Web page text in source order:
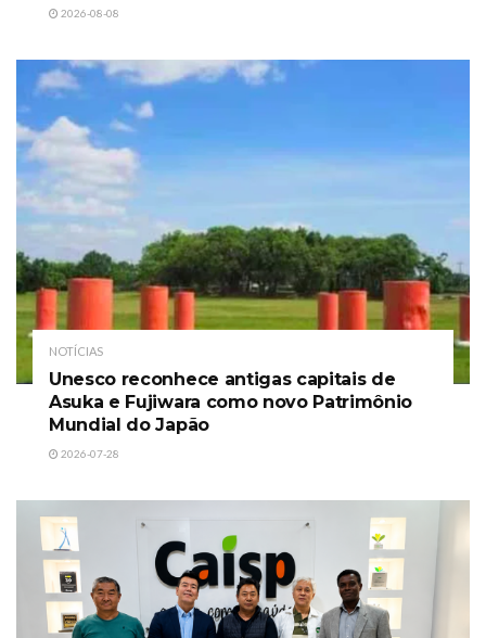
2026-08-08
NOTÍCIAS
Unesco reconhece antigas capitais de
Asuka e Fujiwara como novo Patrimônio
Mundial do Japão
2026-07-28